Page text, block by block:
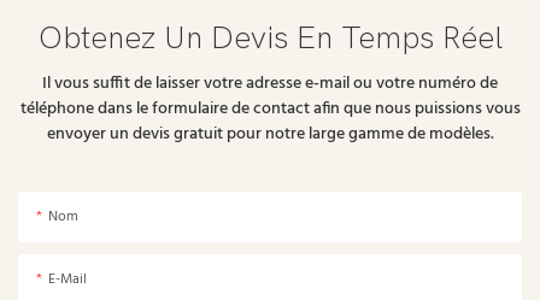
Obtenez Un Devis En Temps Réel
Il vous suffit de laisser votre adresse e-mail ou votre numéro de
téléphone dans le formulaire de contact afin que nous puissions vous
envoyer un devis gratuit pour notre large gamme de modèles.
Nom
E-Mail